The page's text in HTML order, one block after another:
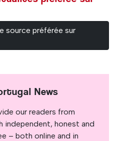
source préférée sur
News
our readers from
independent, honest and
– both online and in